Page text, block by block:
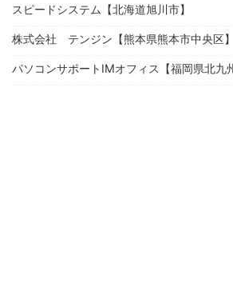
スピードシステム【北海道旭川市】
株式会社 テンジン【熊本県熊本市中央区】
パソコンサポートIMオフィス【福岡県北九